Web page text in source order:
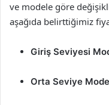
ve modele göre
aşağıda belirttiğimiz
Giriş Seviyesi
Orta Seviye